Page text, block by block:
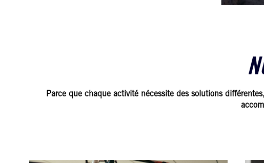
Parce que chaque activité nécessite des solutions